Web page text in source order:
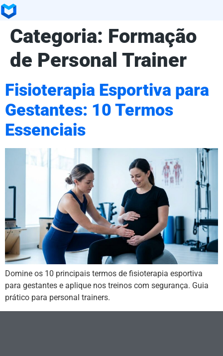
Categoria: Formação
de Personal Trainer
Fisioterapia Esportiva para
Gestantes: 10 Termos
Essenciais
Domine os 10 principais termos de fisioterapia esportiva
para gestantes e aplique nos treinos com segurança. Guia
prático para personal trainers.